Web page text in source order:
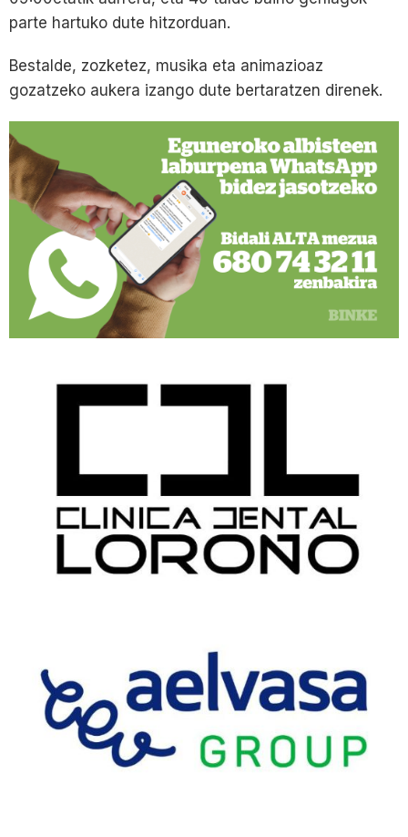
parte hartuko dute hitzorduan.
Bestalde, zozketez, musika eta animazioaz
gozatzeko aukera izango dute bertaratzen direnek.